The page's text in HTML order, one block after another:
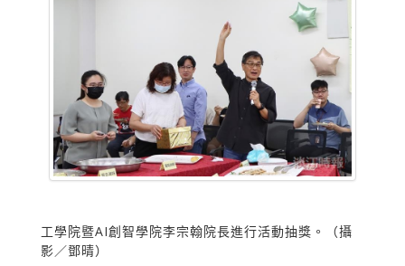
工學院暨AI創智學院李宗翰院長進行活動抽獎。（攝
影／鄧晴）